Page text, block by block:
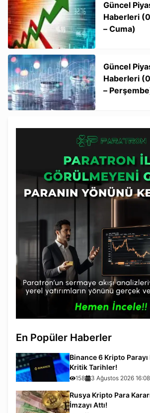
Güncel
Haberleri
– Cuma)
Güncel
Haberleri
–
En Popüler Haberler
Binance 6 Kripto
Kritik Tarihler!
158 3 Ağustos 2026 16:08
Rusya Kripto Para
İmzayı Attı!